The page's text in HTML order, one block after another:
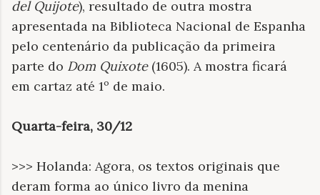
del Quijote), resultado de outra mostra
apresentada na Biblioteca Nacional de Espanha
pelo centenário da publicação da primeira
parte do Dom Quixote(1605). A mostra ficará
em cartaz até 1º de maio.
Quarta-feira, 30/12
>>> Holanda: Agora, os textos originais que
deram forma ao único livro da menina